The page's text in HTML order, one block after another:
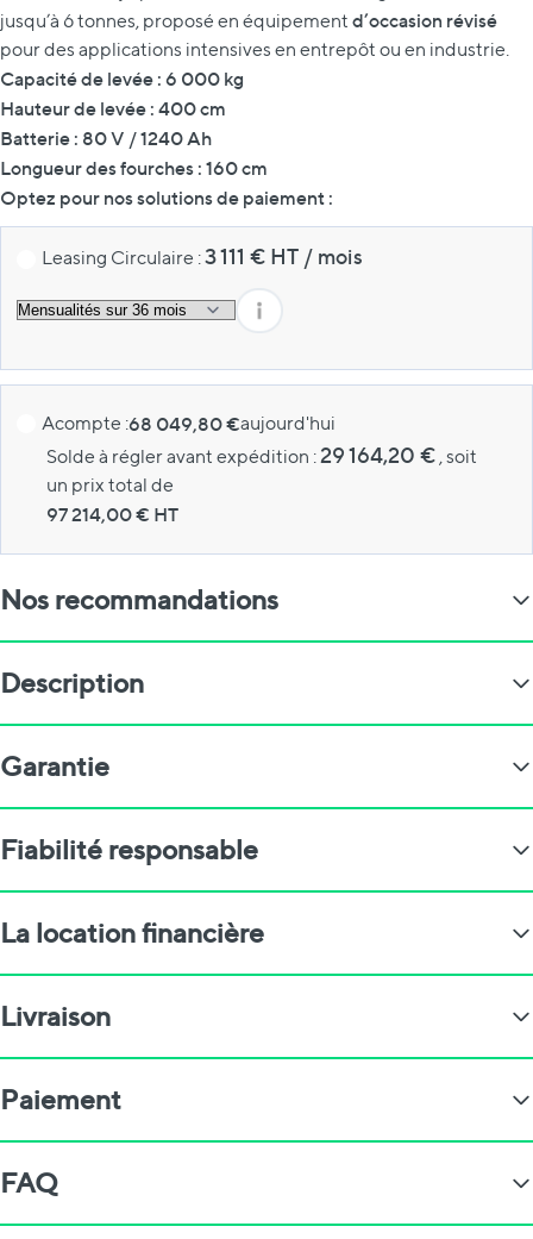
jusqu’à 6 tonnes, proposé en équipement d’occasion révisé
pour des applications intensives en entrepôt ou en industrie.
Capacité de levée : 6 000 kg
Hauteur de levée : 400 cm
Batterie : 80 V / 1240 Ah
Longueur des fourches : 160 cm
Optez pour nos solutions de paiement :
Leasing Circulaire :3 111 € HT / mois
Acompte :68 049,80 €aujourd'hui
Solde à régler avant expédition : 29 164,20 € , soit
un prix total de
97 214,00€ HT
Nos recommandations
Description
Garantie
Fiabilité responsable
La location financière
Livraison
Paiement
FAQ